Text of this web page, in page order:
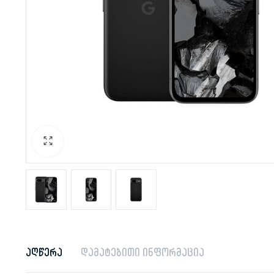
აღწერა დამატებითი ინფორმაცია